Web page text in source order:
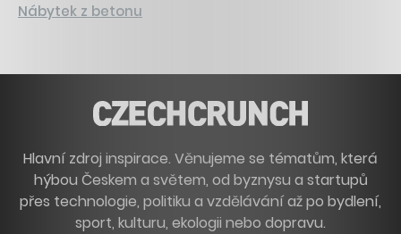
Nábytek z betonu
Hlavní zdroj inspirace. Věnujeme se tématům, která
hýbou Českem a světem, od byznysu a startupů
přes technologie, politiku a vzdělávání až po bydlení,
sport, kulturu, ekologii nebo dopravu.